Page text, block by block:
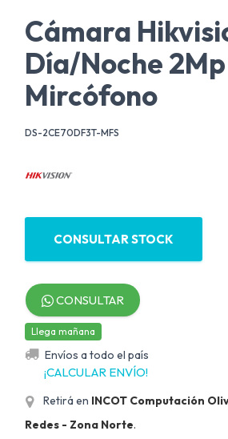
Cámara
Día/Noche
Mircófono
DS-2CE70DF3T-MFS
CONSULTAR STOCK
CONSULTAR
Llega mañana
Envíos a todo el país
¡CALCULAR ENVÍO!
Retirá en INCOT Computación
Redes - Zona Norte.